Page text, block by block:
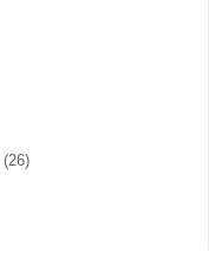
(26)